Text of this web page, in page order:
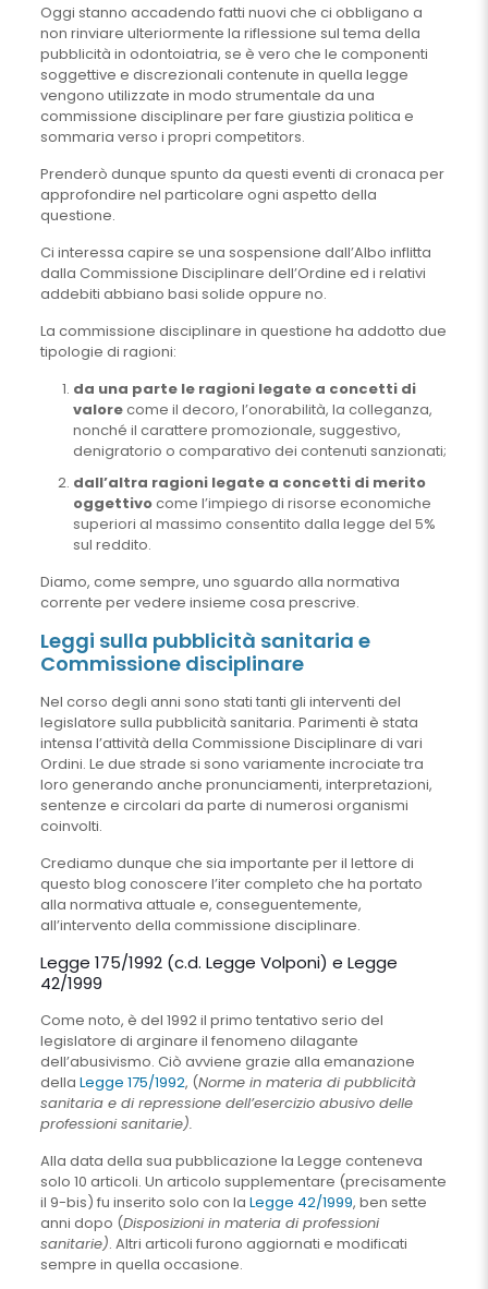
Oggi stanno accadendo fatti nuovi che ci obbligano a
non rinviare ulteriormente la riflessione sul tema della
pubblicità in odontoiatria, se è vero che le componenti
soggettive e discrezionali contenute in quella legge
vengono utilizzate in modo strumentale da una
commissione disciplinare per fare giustizia politica e
sommaria verso i propri competitors.
Prenderò dunque spunto da questi eventi di cronaca per
approfondire nel particolare ogni aspetto della
questione.
Ci interessa capire se una sospensione dall’Albo inflitta
dalla Commissione Disciplinare dell’Ordine ed i relativi
addebiti abbiano basi solide oppure no.
La commissione disciplinare in questione ha addotto due
tipologie di ragioni:
da una parte le ragioni legate a concetti di
valorecome il decoro, l’onorabilità, la colleganza,
nonché il carattere promozionale, suggestivo,
denigratorio o comparativo dei contenuti sanzionati;
dall’altra ragioni legate a concetti di merito
oggettivocome l’impiego di risorse economiche
superiori al massimo consentito dalla legge del 5%
sul reddito.
Diamo, come sempre, uno sguardo alla normativa
corrente per vedere insieme cosa prescrive.
Leggi sulla pubblicità sanitaria e
Commissione disciplinare
Nel corso degli anni sono stati tanti gli interventi del
legislatore sulla pubblicità sanitaria. Parimenti è stata
intensa l’attività della Commissione Disciplinare di vari
Ordini. Le due strade si sono variamente incrociate tra
loro generando anche pronunciamenti, interpretazioni,
sentenze e circolari da parte di numerosi organismi
coinvolti.
Crediamo dunque che sia importante per il lettore di
questo blog conoscere l’iter completo che ha portato
alla normativa attuale e, conseguentemente,
all’intervento della commissione disciplinare.
Legge 175/1992 (c.d. Legge Volponi) e Legge
42/1999
Come noto, è del 1992 il primo tentativo serio del
legislatore di arginare il fenomeno dilagante
dell’abusivismo. Ciò avviene grazie alla emanazione
della Legge 175/1992, (Norme in materia di pubblicità
sanitaria e di repressione dell’esercizio abusivo delle
professioni sanitarie).
Alla data della sua pubblicazione la Legge conteneva
solo 10 articoli. Un articolo supplementare (precisamente
il 9-bis) fu inserito solo con la Legge 42/1999, ben sette
anni dopo (Disposizioni in materia di professioni
sanitarie). Altri articoli furono aggiornati e modificati
sempre in quella occasione.